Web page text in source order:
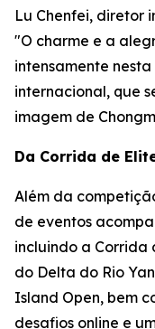
Lu Chenfei, diretor
"O charme e a
intensamente
internacional, que
imagem de
Da Corrida de
Além da
de eventos
incluindo a Corrida
do Delta do Rio
Island Open, bem
desafios online e